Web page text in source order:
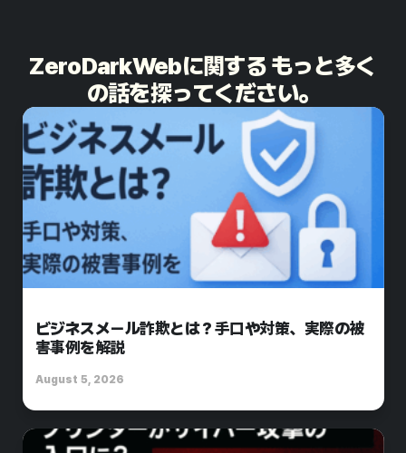
ZeroDarkWebに関する もっと多く
の話を探ってください。​
ビジネスメール詐欺とは？手口や対策、実際の被
害事例を解説
August 5, 2026